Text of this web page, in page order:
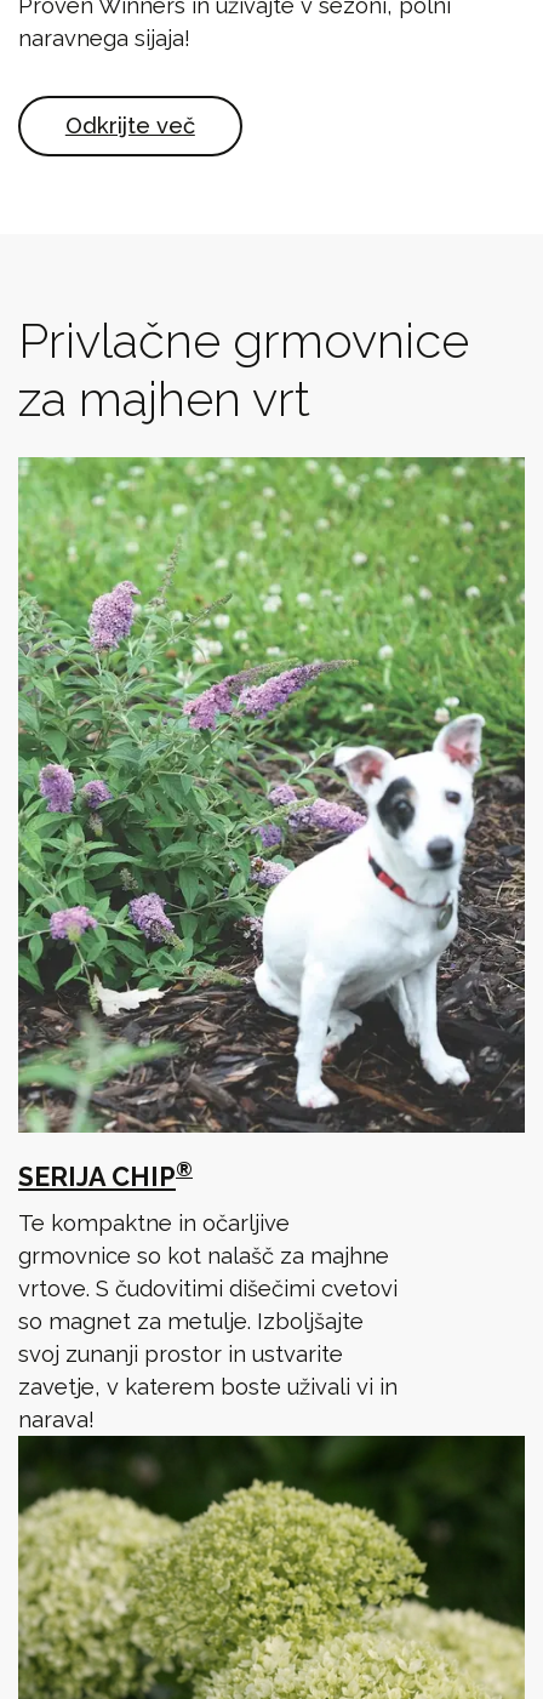
Proven Winners in uživajte v sezoni, polni
naravnega sijaja!
Odkrijte več
Privlačne grmovnice
za majhen vrt
SERIJA CHIP®
Te kompaktne in očarljive
grmovnice so kot nalašč za majhne
vrtove. S čudovitimi dišečimi cvetovi
so magnet za metulje. Izboljšajte
svoj zunanji prostor in ustvarite
zavetje, v katerem boste uživali vi in
narava!